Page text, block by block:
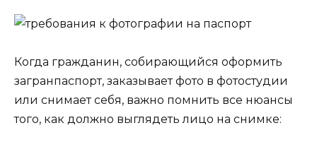
Когда гражданин, собирающийся оформить
загранпаспорт, заказывает фото в фотостудии
или снимает себя, важно помнить все нюансы
того, как должно выглядеть лицо на снимке: